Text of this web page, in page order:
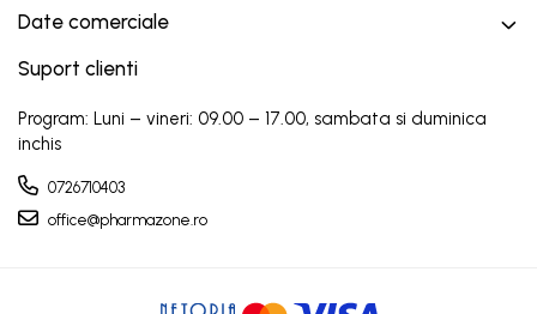
Date comerciale
Suport clienti
Program: Luni – vineri: 09.00 – 17.00, sambata si duminica
inchis
0726710403
office@pharmazone.ro